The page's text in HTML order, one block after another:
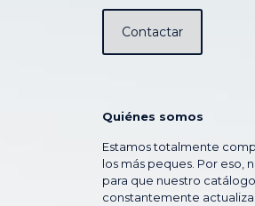
Contactar
Quiénes somos
Estamos totalmente
los más peques. Por eso,
para que nuestro
constantemente